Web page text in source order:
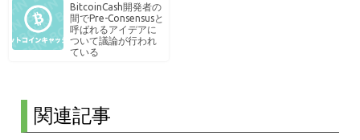
BitcoinCash開発者の
間でPre-Consensusと
呼ばれるアイデアに
ついて議論が行われ
ている
関連記事